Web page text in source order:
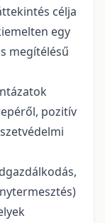
célja
egy
megítélésű
pozitív